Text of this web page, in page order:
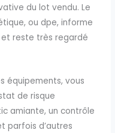
du lot vendu. Le
ou dpe, informe
reste très regardé
équipements, vous
de risque
amiante, un contrôle
parfois d’autres